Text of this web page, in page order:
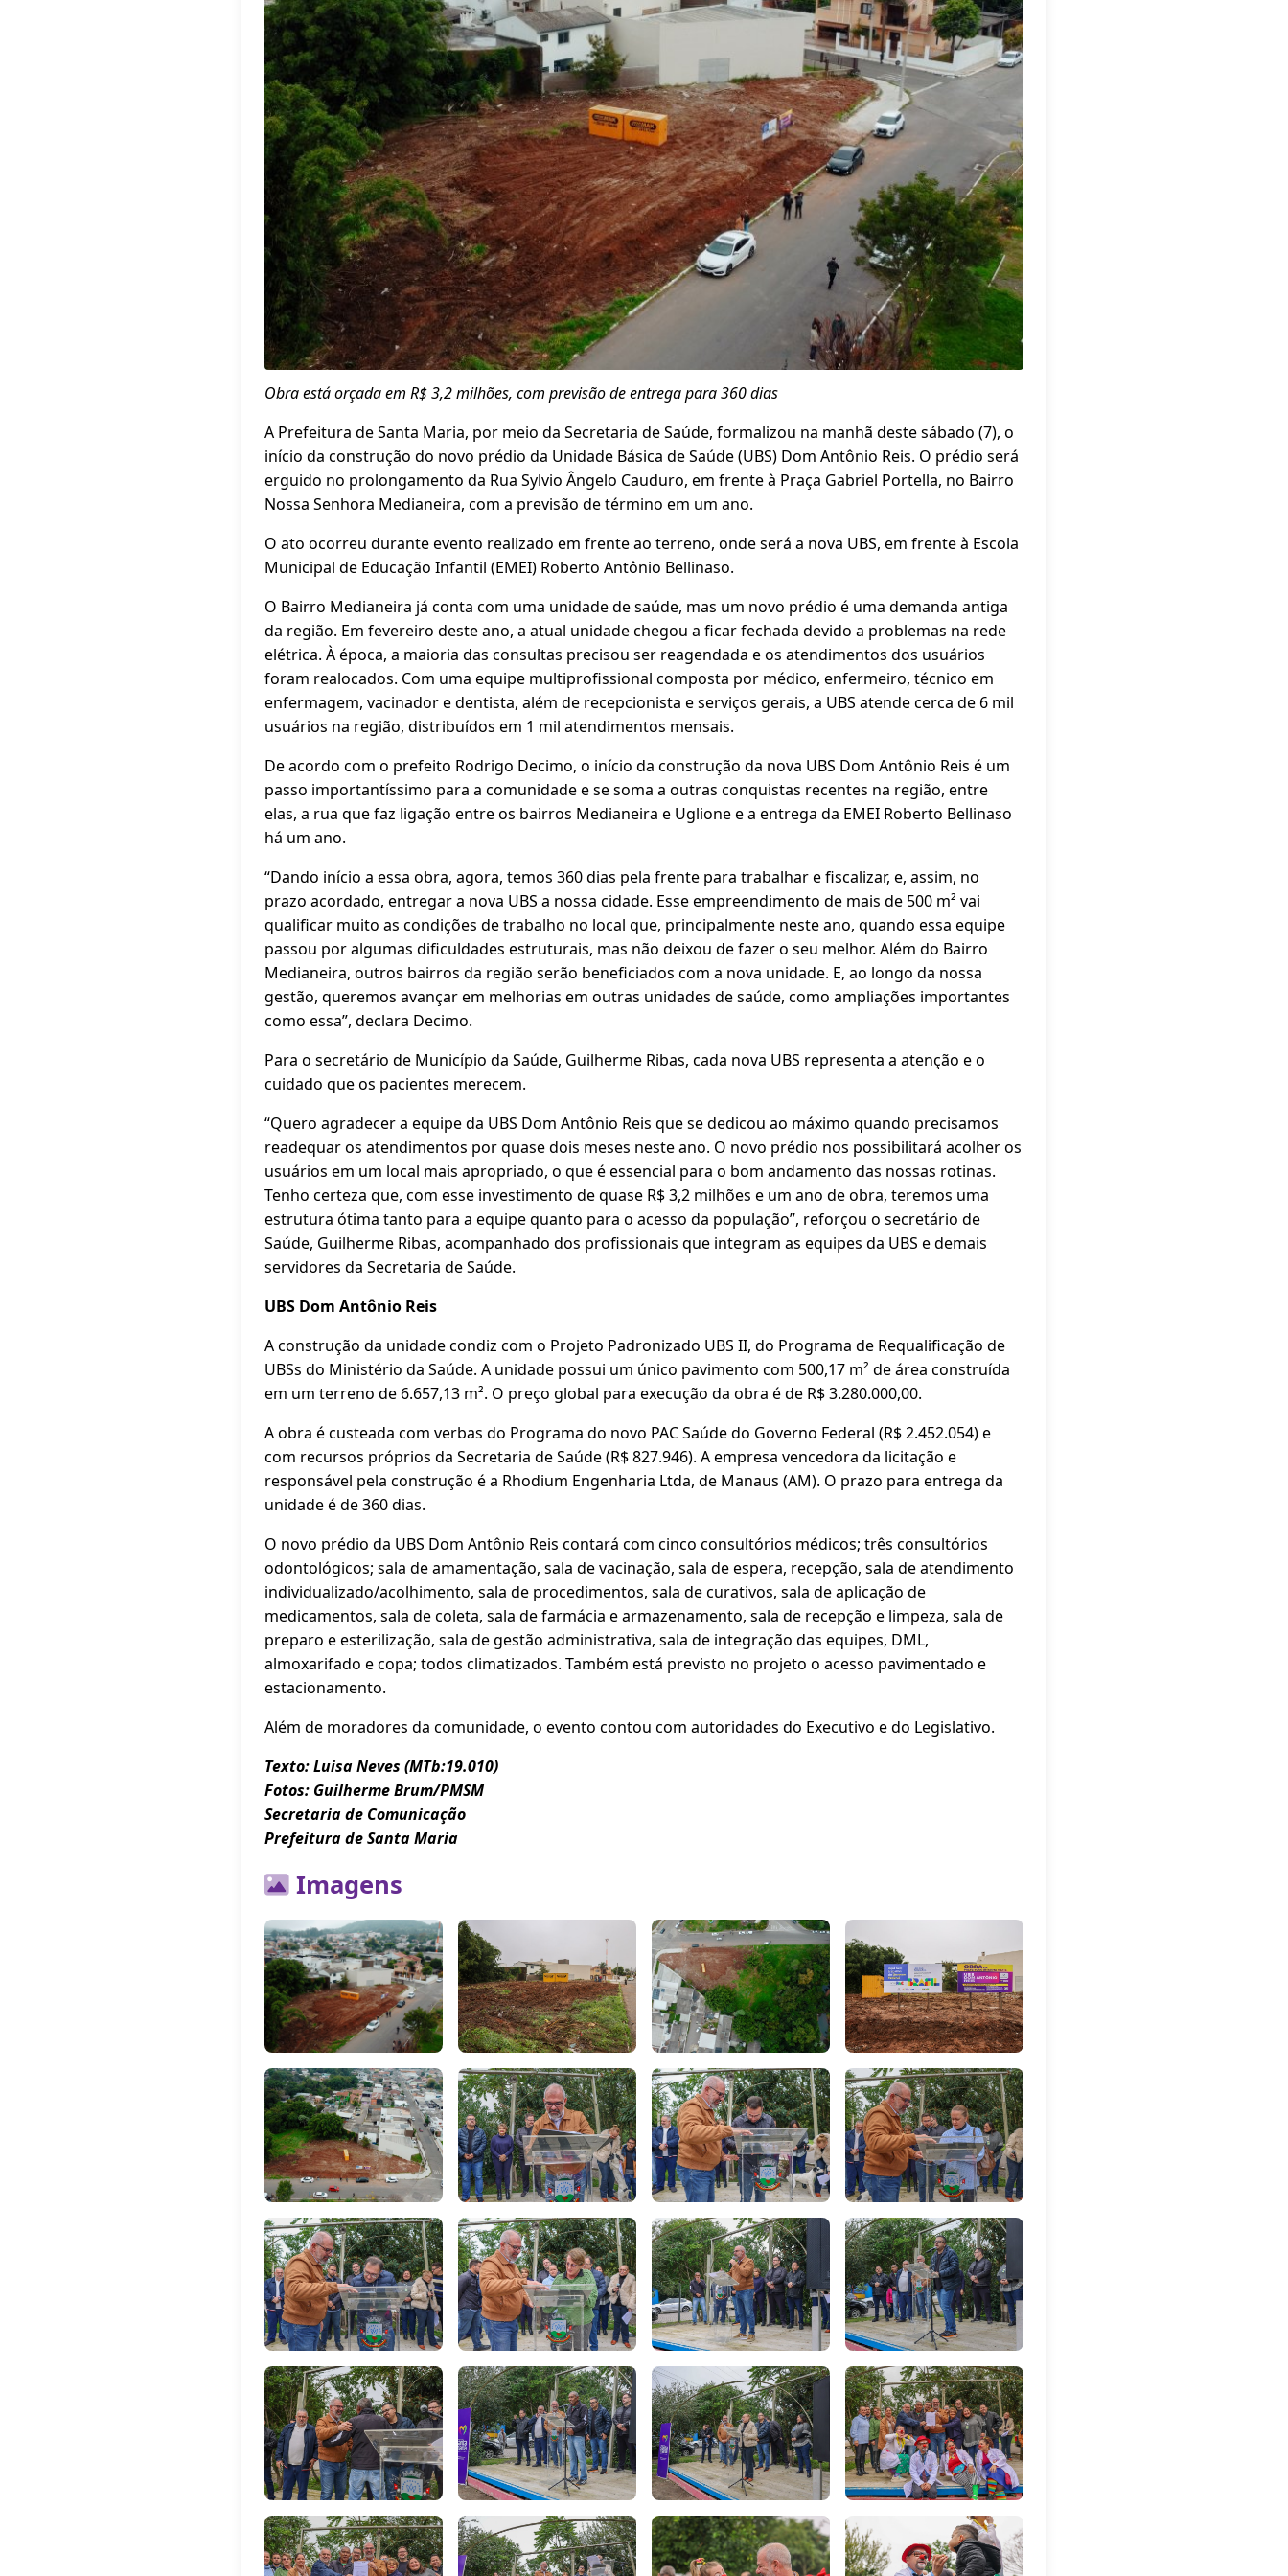
Obra está orçada em R$ 3,2 milhões, com previsão de entrega para 360 dias
A Prefeitura de Santa Maria, por meio da Secretaria de Saúde, formalizou na manhã deste sábado (7), o
início da construção do novo prédio da Unidade Básica de Saúde (UBS) Dom Antônio Reis. O prédio será
erguido no prolongamento da Rua Sylvio Ângelo Cauduro, em frente à Praça Gabriel Portella, no Bairro
Nossa Senhora Medianeira, com a previsão de término em um ano.
O ato ocorreu durante evento realizado em frente ao terreno, onde será a nova UBS, em frente à Escola
Municipal de Educação Infantil (EMEI) Roberto Antônio Bellinaso.
O Bairro Medianeira já conta com uma unidade de saúde, mas um novo prédio é uma demanda antiga
da região. Em fevereiro deste ano, a atual unidade chegou a ficar fechada devido a problemas na rede
elétrica. À época, a maioria das consultas precisou ser reagendada e os atendimentos dos usuários
foram realocados. Com uma equipe multiprofissional composta por médico, enfermeiro, técnico em
enfermagem, vacinador e dentista, além de recepcionista e serviços gerais, a UBS atende cerca de 6 mil
usuários na região, distribuídos em 1 mil atendimentos mensais.
De acordo com o prefeito Rodrigo Decimo, o início da construção da nova UBS Dom Antônio Reis é um
passo importantíssimo para a comunidade e se soma a outras conquistas recentes na região, entre
elas, a rua que faz ligação entre os bairros Medianeira e Uglione e a entrega da EMEI Roberto Bellinaso
há um ano.
“Dando início a essa obra, agora, temos 360 dias pela frente para trabalhar e fiscalizar, e, assim, no
prazo acordado, entregar a nova UBS a nossa cidade. Esse empreendimento de mais de 500 m² vai
qualificar muito as condições de trabalho no local que, principalmente neste ano, quando essa equipe
passou por algumas dificuldades estruturais, mas não deixou de fazer o seu melhor. Além do Bairro
Medianeira, outros bairros da região serão beneficiados com a nova unidade. E, ao longo da nossa
gestão, queremos avançar em melhorias em outras unidades de saúde, como ampliações importantes
como essa”, declara Decimo.
Para o secretário de Município da Saúde, Guilherme Ribas, cada nova UBS representa a atenção e o
cuidado que os pacientes merecem.
“Quero agradecer a equipe da UBS Dom Antônio Reis que se dedicou ao máximo quando precisamos
readequar os atendimentos por quase dois meses neste ano. O novo prédio nos possibilitará acolher os
usuários em um local mais apropriado, o que é essencial para o bom andamento das nossas rotinas.
Tenho certeza que, com esse investimento de quase R$ 3,2 milhões e um ano de obra, teremos uma
estrutura ótima tanto para a equipe quanto para o acesso da população”, reforçou o secretário de
Saúde, Guilherme Ribas, acompanhado dos profissionais que integram as equipes da UBS e demais
servidores da Secretaria de Saúde.
UBS Dom Antônio Reis
A construção da unidade condiz com o Projeto Padronizado UBS II, do Programa de Requalificação de
UBSs do Ministério da Saúde. A unidade possui um único pavimento com 500,17 m² de área construída
em um terreno de 6.657,13 m². O preço global para execução da obra é de R$ 3.280.000,00.
A obra é custeada com verbas do Programa do novo PAC Saúde do Governo Federal (R$ 2.452.054) e
com recursos próprios da Secretaria de Saúde (R$ 827.946). A empresa vencedora da licitação e
responsável pela construção é a Rhodium Engenharia Ltda, de Manaus (AM). O prazo para entrega da
unidade é de 360 dias.
O novo prédio da UBS Dom Antônio Reis contará com cinco consultórios médicos; três consultórios
odontológicos; sala de amamentação, sala de vacinação, sala de espera, recepção, sala de atendimento
individualizado/acolhimento, sala de procedimentos, sala de curativos, sala de aplicação de
medicamentos, sala de coleta, sala de farmácia e armazenamento, sala de recepção e limpeza, sala de
preparo e esterilização, sala de gestão administrativa, sala de integração das equipes, DML,
almoxarifado e copa; todos climatizados. Também está previsto no projeto o acesso pavimentado e
estacionamento.
Além de moradores da comunidade, o evento contou com autoridades do Executivo e do Legislativo.
Texto: Luisa Neves (MTb:19.010)
Fotos: Guilherme Brum/PMSM
Secretaria de Comunicação
Prefeitura de Santa Maria
Imagens